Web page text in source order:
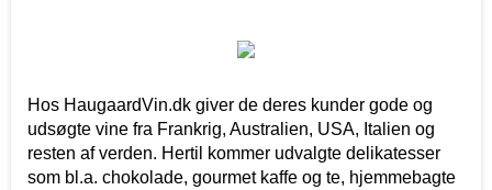
Hos HaugaardVin.dk giver de deres kunder gode og
udsøgte vine fra Frankrig, Australien, USA, Italien og
resten af verden. Hertil kommer udvalgte delikatesser
som bl.a. chokolade, gourmet kaffe og te, hjemmebagte